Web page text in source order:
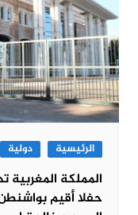
الرئيسية دولية
المملكة
حفلا أقيم